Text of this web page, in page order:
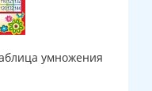
умножения